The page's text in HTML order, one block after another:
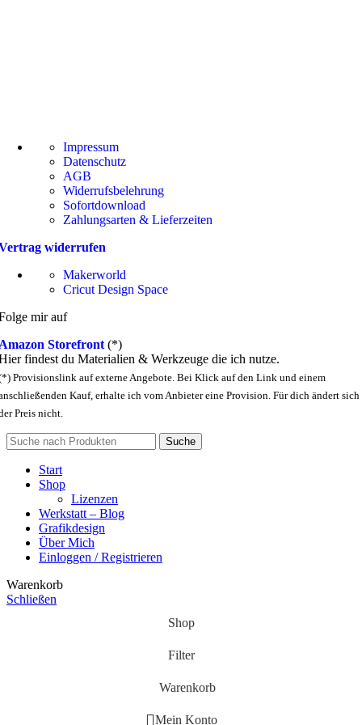
Impressum
Datenschutz
AGB
Widerrufsbelehrung
Sofortdownload
Zahlungsarten & Lieferzeiten
widerrufen
Makerworld
Cricut Design Space
mir auf
Storefront (*)
findest du Materialien & Werkzeuge die ich nutze.
Provisionslink auf externe Angebote. Bei Klick auf den Link und einem
Kauf, erhalte ich vom Anbieter eine Provision. Für dich ändert sich
Preis nicht.
Suche
Start
Shop
Lizenzen
Werkstatt – Blog
Grafikdesign
Über Mich
Einloggen / Registrieren
Warenkorb
Schließen
Shop
Filter
Warenkorb
Mein Konto